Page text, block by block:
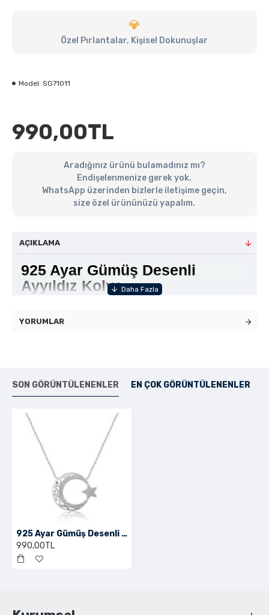
💎
Özel Pırlantalar, Kişisel Dokunuşlar
Model: SG71011
990,00TL
Aradığınız ürünü bulamadınız mı?
Endişelenmenize gerek yok.
WhatsApp üzerinden bizlerle iletişime geçin,
size özel ürününüzü yapalım.
AÇIKLAMA
925 Ayar Gümüş Desenli
Ayyıldız Kolye
YORUMLAR
SON GÖRÜNTÜLENENLER EN ÇOK GÖRÜNTÜLENENLER
925 Ayar Gümüş Desenli Ayyıldız Kolye
990,00TL